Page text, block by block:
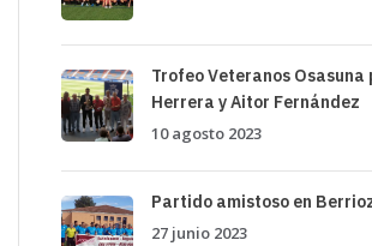
Trofeo Veteranos Osasuna
Herrera y Aitor Fernández
10 agosto 2023
Partido amistoso en
27 junio 2023